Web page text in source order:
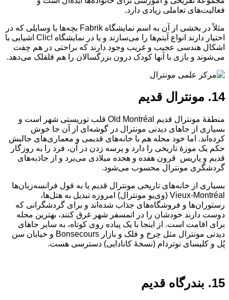
فعالیت‌های تعاملی زیادی دارد.
مثلاً در بخشی از آن به اسم نمایشگاه Fabrik بچه‌ها با وسایلی که در
اختیار دارند انواع آیتم‌ها را می‌سازند و یا در نمایشگاه !Clic اشیایی با
اشکال هندسی عجیب و غریب وجود دارند که براحتی در هم چفت
می‌شوند و بازی با آنها کودک درون بزرگسالان را هم قلقلک می‌دهد.
14. مونترال قدیم
منطقهٔ مونترال قدیم Old Montréal قلب توریستی شهر است و
بسیاری از جاهای دیدنی مونترال در گوشه‌ای از آن جا خوش
کرده‌اند. اما خود محله هم با خانه‌های قدیمی‌ و معماری‌های جالبش
حکم یک موزهٔ تاریخی را دارد و پرسه زدن در آن، فرد را به روزگار
قدیم و پاریس قرون هفده و هجده میلادی می‌برد و از جاذبه‌های
گردشگری مونترال محسوب می‌شود.
بسیاری از خانه‌های تاریخی مونترال قدیم یا به قول فرانسه‌زبان‌ها
Vieux-Montréal (وی‌یو مونترال) امروزه تبدیل به هتل‌ها،
رستوران‌‌ها و فروشگاه‌های جذاب شده‌اند و برای گردشگرانی که
دوست دارند خودشان را در اتمسفر شهر غرق کنند، بهترین محله
برای اقامت است. از اینجا با یک پیاده روی کوتاه، به سایر جاهای
دیدنی مونترال مثل چرخ و فلک و بازار Bonsecours و خیابان سن‌
پُل و کلیسای نوتردام (نسخهٔ کانادایی) دسترسی هست.
15. بندرگاه قدیم